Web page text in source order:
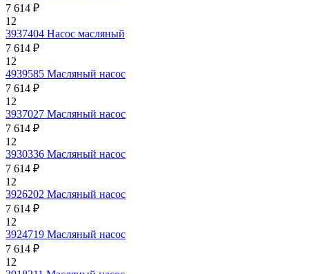
7 614 ₽
12
3937404 Насос масляный
7 614 ₽
12
4939585 Масляный насос
7 614 ₽
12
3937027 Масляный насос
7 614 ₽
12
3930336 Масляный насос
7 614 ₽
12
3926202 Масляный насос
7 614 ₽
12
3924719 Масляный насос
7 614 ₽
12